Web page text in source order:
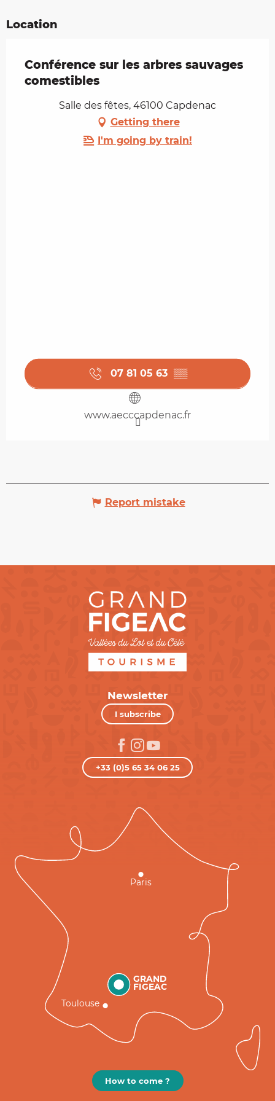
Location
Conférence sur les arbres sauvages
comestibles
Salle des fêtes, 46100 Capdenac
Getting there
I'm going by train!
07 81 05 63 ▒▒
www.aecccapdenac.fr
Report mistake
Newsletter
I subscribe
+33 (0)5 65 34 06 25
GRAND
FIGEAC
Toulouse
Paris
How to come ?